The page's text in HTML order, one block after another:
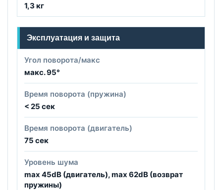
1,3 кг
Эксплуатация и защита
Угол поворота/макс
макс. 95°
Время поворота (пружина)
< 25 сек
Время поворота (двигатель)
75 сек
Уровень шума
max 45dB (двигатель), max 62dB (возврат
пружины)